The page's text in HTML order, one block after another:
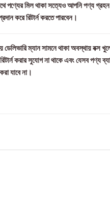
পণ্যের মিল থাকা সত্যেও আপনি পণ্য গ্রহন
করে রিটার্ন করতে পারবেন।
ম্যান সামনে থাকা অবস্থায় বক্স
করার সুযোগ না থাকে এবং যেসব পণ্য
যাবে না।